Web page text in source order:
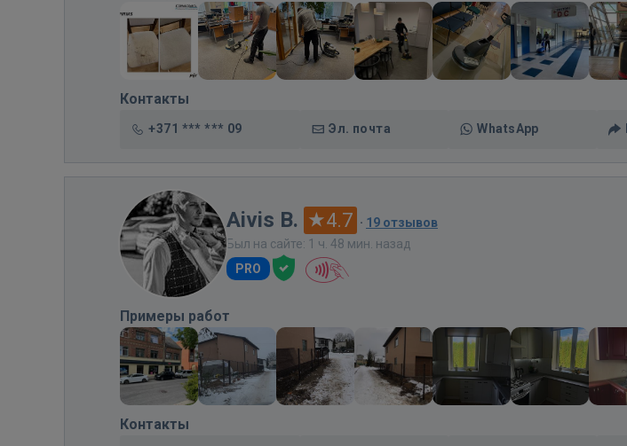
Контакты
+371 *** *** 09 Эл. почта WhatsApp
Aivis B. 4.7 · 19 отзывов
Был на сайте: 1 ч. 48 мин. назад
PRO
Примеры работ
Контакты